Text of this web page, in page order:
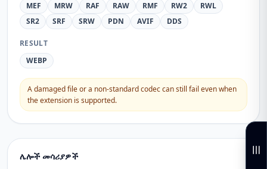
MEF
MRW RAF RAW RMF RW2
RWL
SR2
SRF SRW PDN AVIF DDS
RESULT
WEBP
A damaged file or a non-standard codec can still fail even when
the extension is supported.
ሌሎች መሳሪያዎች